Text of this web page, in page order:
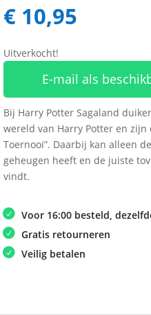
€ 10,95
Uitverkocht!
E-mail als
Bij Harry Potter Sagaland
wereld van Harry Potter en zijn
Toernooi”. Daarbij kan alleen
geheugen heeft en de juiste
vindt.
Voor 16:00 besteld,
Gratis retourneren
Veilig betalen